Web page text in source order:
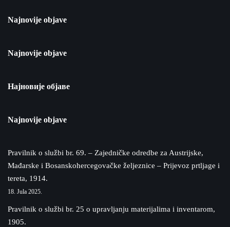
Najnovije objave
Najnovije objave
Најновије објаве
Najnovije objave
Pravilnik o službi br. 69. – Zajedničke odredbe za Austrijske,
Mađarske i Bosanskohercegovačke željeznice – Prijevoz prtljage i
tereta, 1914.
18. Jula 2025.
Pravilnik o službi br. 25 o upravljanju materijalima i inventarom,
1905.